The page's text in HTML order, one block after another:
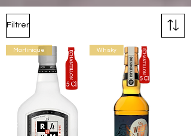
Filtrer
Martinique Whisky